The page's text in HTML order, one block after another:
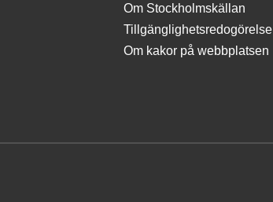
Om Stockholmskällan
Tillgänglighetsredogörelse
Om kakor på webbplatsen